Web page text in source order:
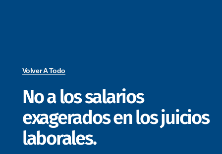
Volver A Todo
No a los salarios
exagerados en los juicios
laborales.